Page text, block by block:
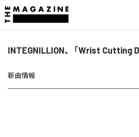
INTEGNILLION、「Wrist Cutting
新曲情報